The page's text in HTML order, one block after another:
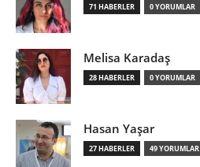
71 HABERLER 0 YORUMLAR
Melisa Karadaş
28 HABERLER 0 YORUMLAR
Hasan Yaşar
27 HABERLER 49 YORUMLAR